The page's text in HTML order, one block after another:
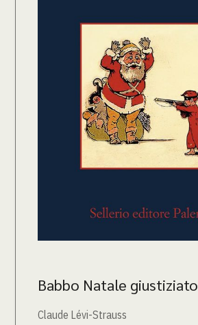
Babbo Natale giustiziato
Claude Lévi-Strauss